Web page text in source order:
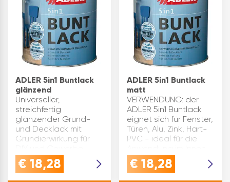
ADLER 5in1 Buntlack
glänzend
Universeller,
streichfertig
glänzender Grund-
und Decklack mit
Grundierwirkung für
Leicht zu
verarbeitender,
€ 18,28
ADLER 5in1 Buntlack
matt
VERWENDUNG: der
ADLER 5in1 Buntlack
eignet sich für Fenster,
Türen, Alu, Zink, Hart-
PVC - ideal für die
und
AußenbereichGRUND
€ 18,28